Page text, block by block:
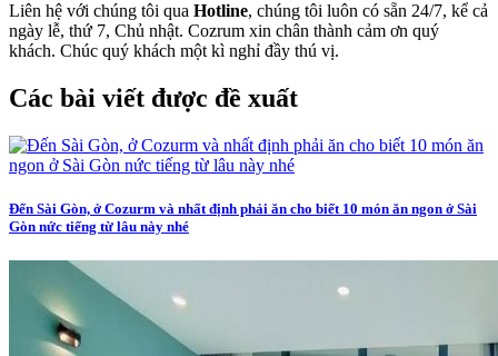
Liên hệ với chúng tôi qua Hotline, chúng tôi luôn có sẵn 24/7, kể cả
ngày lễ, thứ 7, Chủ nhật. Cozrum xin chân thành cảm ơn quý
khách. Chúc quý khách một kì nghỉ đầy thú vị.
Các bài viết được đề xuất
Đến Sài Gòn, ở Cozurm và nhất định phải ăn cho biết 10 món ăn ngon ở Sài
Gòn nức tiếng từ lâu này nhé